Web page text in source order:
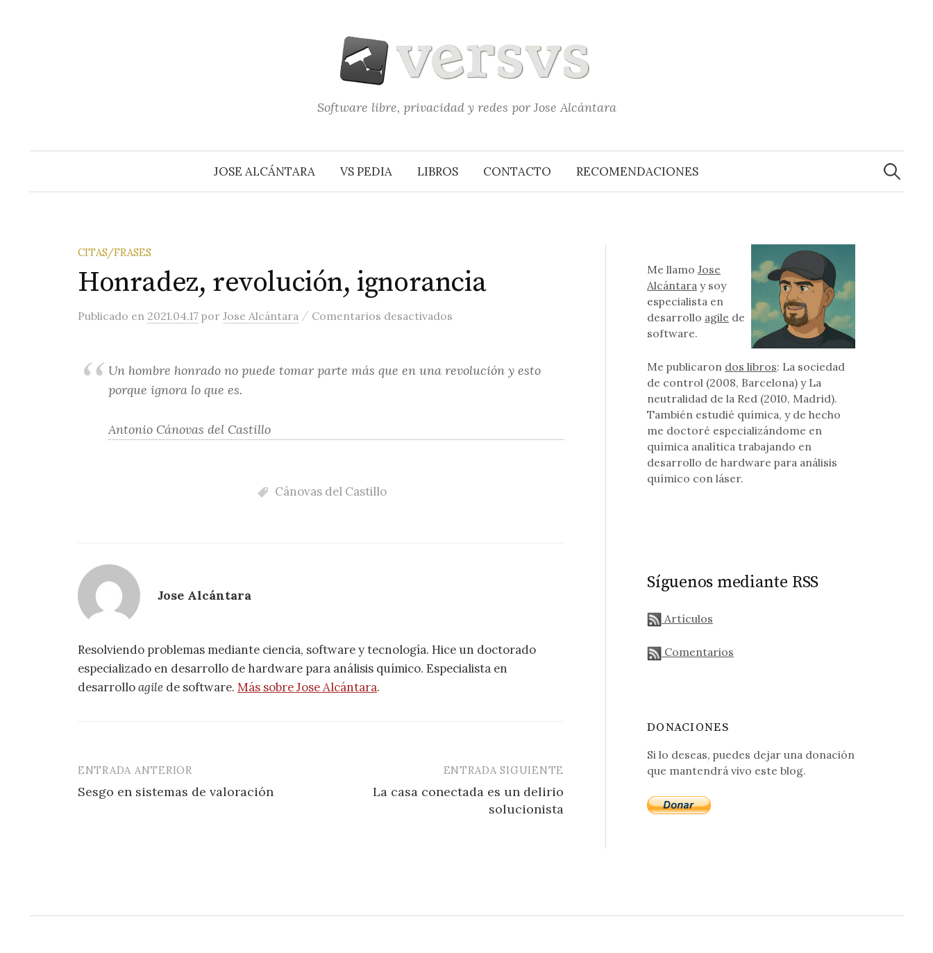
Software libre, privacidad y redes por Jose Alcántara
JOSE ALCÁNTARA VS PEDIA LIBROS CONTACTO RECOMENDACIONES
Buscar:
CITAS/FRASES
Honradez, revolución, ignorancia
Publicado en 2021.04.17 por Jose Alcántara / Comentarios desactivados
Un hombre honrado no puede tomar parte más que en una revolución y esto
porque ignora lo que es.
Antonio Cánovas del Castillo
Cánovas del Castillo
Jose Alcántara
Resolviendo problemas mediante ciencia, software y tecnología. Hice un doctorado
especializado en desarrollo de hardware para análisis químico. Especialista en
desarrolloagile de software. Más sobre Jose Alcántara.
Navegación
de
ENTRADA ANTERIOR
Sesgo en sistemas de valoración
ENTRADA SIGUIENTE
La casa conectada es un delirio
solucionista
Me llamoJose
Alcántara y soy
especialista en
desarrollo agile de
software.
Me publicaron dos libros: La sociedad
de control (2008, Barcelona) y La
neutralidad de la Red (2010, Madrid).
También estudié química, y de hecho
me doctoré especializándome en
química analítica trabajando en
desarrollo de hardware para análisis
químico con láser.
Síguenos mediante RSS
Artículos
Comentarios
DONACIONES
Si lo deseas, puedes dejar una donación
que mantendrá vivo este blog.